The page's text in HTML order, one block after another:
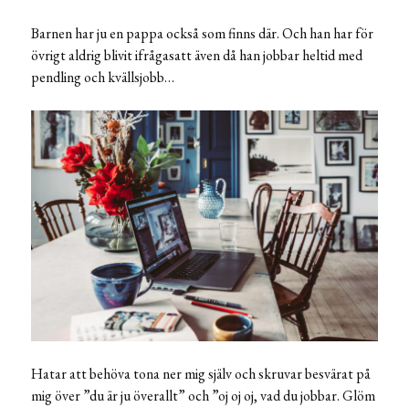
Barnen har ju en pappa också som finns där. Och han har för
övrigt aldrig blivit ifrågasatt även då han jobbar heltid med
pendling och kvällsjobb…
Hatar att behöva tona ner mig själv och skruvar besvärat på
mig över ”du är ju överallt” och ”oj oj oj, vad du jobbar. Glöm